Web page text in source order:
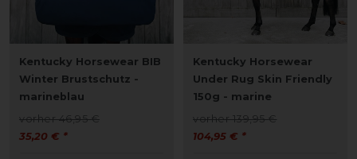
Kentucky Horsewear BIB
Winter Brustschutz -
marineblau
vorher 46,95 €
35,20 € *
Kentucky Horsewear
Under Rug Skin Friendly
150g - marine
vorher 139,95 €
104,95 € *